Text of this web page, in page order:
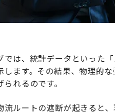
では、統計データといった
します。その結果、物理的
れるのです。
流ルートの遮断が起きると